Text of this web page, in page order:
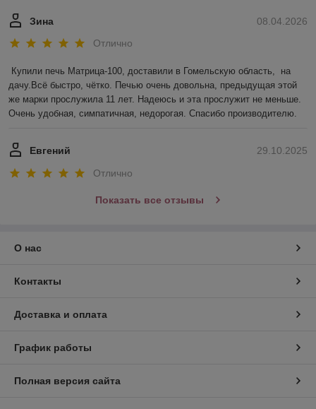
08.04.2026
Зина
Отлично
Купили печь Матрица-100, доставили в Гомельскую область,  на
дачу.Всё быстро, чётко. Печью очень довольна, предыдущая этой
же марки прослужила 11 лет. Надеюсь и эта прослужит не меньше.
Очень удобная, симпатичная, недорогая. Спасибо производителю.
29.10.2025
Евгений
Отлично
Показать все отзывы
О нас
Контакты
Доставка и оплата
График работы
Полная версия сайта